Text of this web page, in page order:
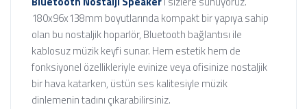
180x96x138mm boyutlarında kompakt bir yapıya sahip
olan bu nostaljik hoparlör, Bluetooth bağlantısı ile
kablosuz müzik keyfi sunar. Hem estetik hem de
fonksiyonel özellikleriyle evinize veya ofisinize nostaljik
bir hava katarken, üstün ses kalitesiyle müzik
dinlemenin tadını çıkarabilirsiniz.